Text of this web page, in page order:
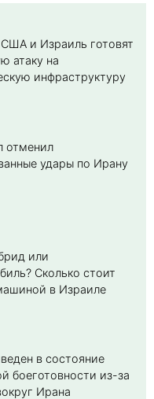
США и Израиль готовят
атаку на
инфраструктуру
отменил
удары по Ирану
или
Cколько стоит
в Израиле
в состояние
боеготовности из-за
Ирана